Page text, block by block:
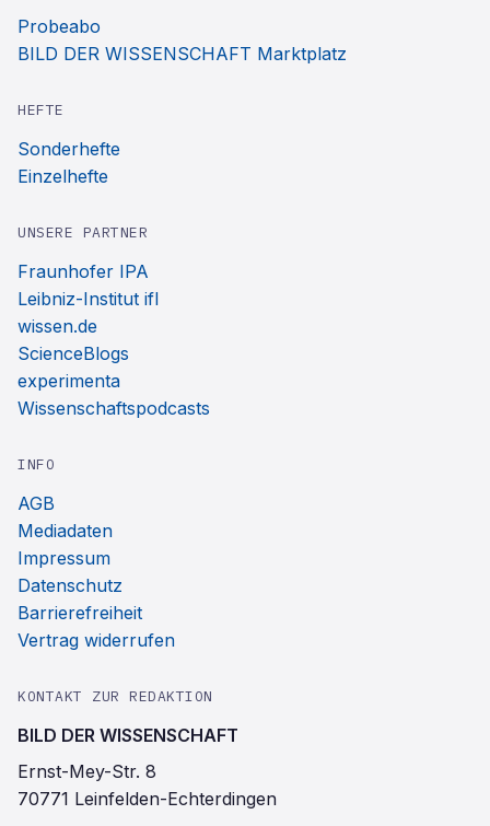
Probeabo
BILD DER WISSENSCHAFT Marktplatz
HEFTE
Sonderhefte
Einzelhefte
UNSERE PARTNER
Fraunhofer IPA
Leibniz-Institut ifl
wissen.de
ScienceBlogs
experimenta
Wissenschaftspodcasts
INFO
AGB
Mediadaten
Impressum
Datenschutz
Barrierefreiheit
Vertrag widerrufen
KONTAKT ZUR REDAKTION
BILD DER WISSENSCHAFT
Ernst-Mey-Str. 8
70771 Leinfelden-Echterdingen